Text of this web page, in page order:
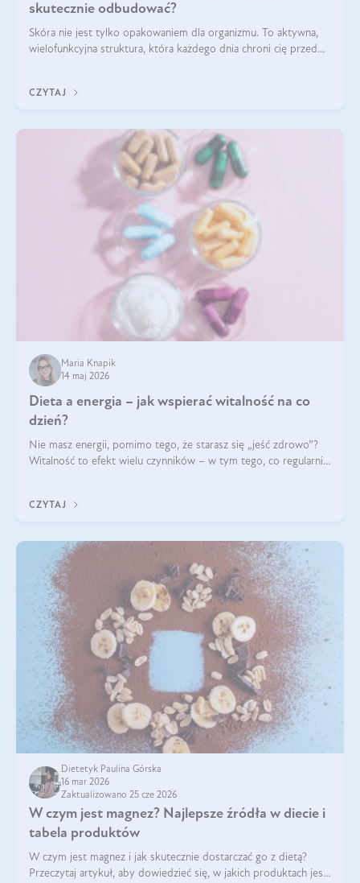
skutecznie odbudować?
Skóra nie jest tylko opakowaniem dla organizmu. To aktywna,
wielofunkcyjna struktura, która każdego dnia chroni cię przed
bariera hydrolipidowa.
CZYTAJ
Maria Knapik
14 maj 2026
Dieta a energia – jak wspierać witalność na co
dzień?
Nie masz energii, pomimo tego, że starasz się „jeść zdrowo”?
Witalność to efekt wielu czynników – w tym tego, co regularnie
CZYTAJ
Dietetyk Paulina Górska
16 mar 2026
Zaktualizowano 25 cze 2026
W czym jest magnez? Najlepsze źródła w diecie i
tabela produktów
W czym jest magnez i jak skutecznie dostarczać go z dietą?
Przeczytaj artykuł, aby dowiedzieć się, w jakich produktach jest